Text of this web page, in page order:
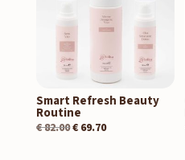
Smart Refresh Beauty
Routine
€82.00€69.70